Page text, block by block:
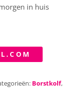
in huis
Borstkolf,